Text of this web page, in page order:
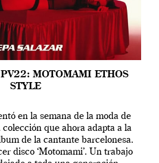
MOTOMAMI ETHOS
STYLE
en la semana de la moda de
colección que ahora adapta a la
de la cantante barcelonesa.
disco ‘Motomami’. Un trabajo